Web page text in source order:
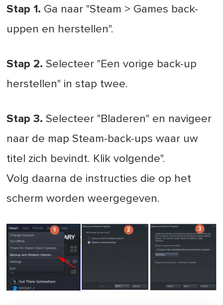
Stap 1. Ga naar "Steam > Games back-
uppen en herstellen".
Stap 2. Selecteer "Een vorige back-up
herstellen" in stap twee.
Stap 3. Selecteer "Bladeren" en navigeer
naar de map Steam-back-ups waar uw
titel zich bevindt. Klik volgende".
Volg daarna de instructies die op het
scherm worden weergegeven.